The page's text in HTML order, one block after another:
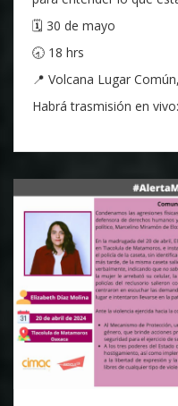
🗓️ 30 de mayo
🕣 18 hrs
📍 Volcana Lugar
Habrá trasmisión en vivo: